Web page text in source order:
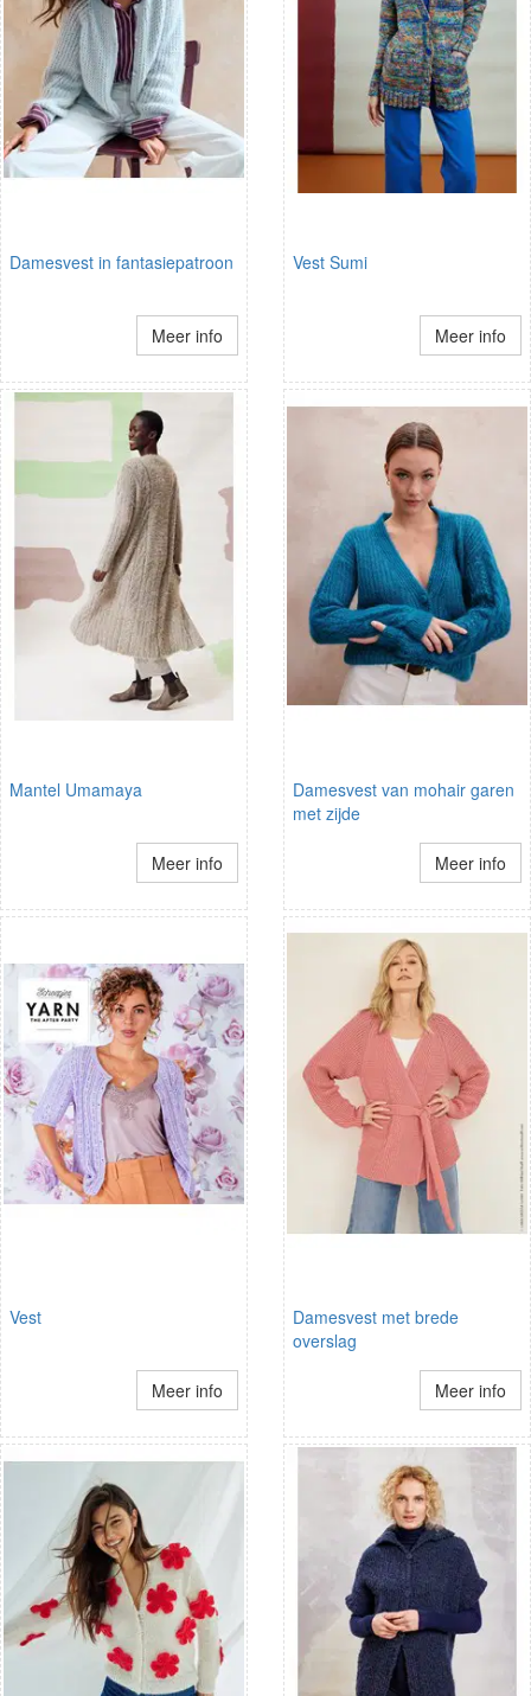
Damesvest in fantasiepatroon
Meer info
Vest Sumi
Meer info
Mantel Umamaya
Meer info
Damesvest van mohair garen
met zijde
Meer info
Vest
Meer info
Damesvest met brede
overslag
Meer info